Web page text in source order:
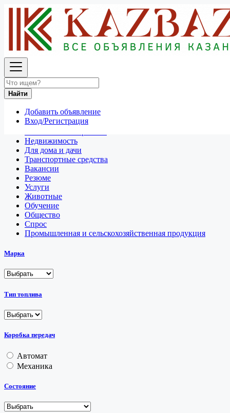
Найти
Добавить объявление
Вход/Регистрация
Транспортные средства
Все объявления в 50 км around Пермь
Разное
Личные вещи
Недвижимость
Для дома и дачи
Транспортные средства
Вакансии
Резюме
Услуги
Животные
Обучение
Общество
Спрос
Промышленная и сельскохозяйственная продукция
Марка
Тип топлива
Коробка передач
Автомат
Механика
Состояние